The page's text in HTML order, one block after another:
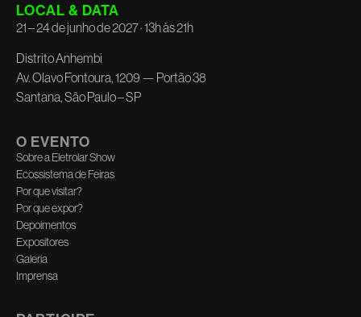
LOCAL & DATA
21 – 24 de junho de 2027 · 13h às 21h
Distrito Anhembi
Av. Olavo Fontoura, 1209 — Portão 38
Santana, São Paulo – SP
O EVENTO
Sobre a Eletrolar Show
Ecossistema de Feiras
Por que visitar?
Por que expor?
Depoimentos
Expositores
Galeria
Imprensa